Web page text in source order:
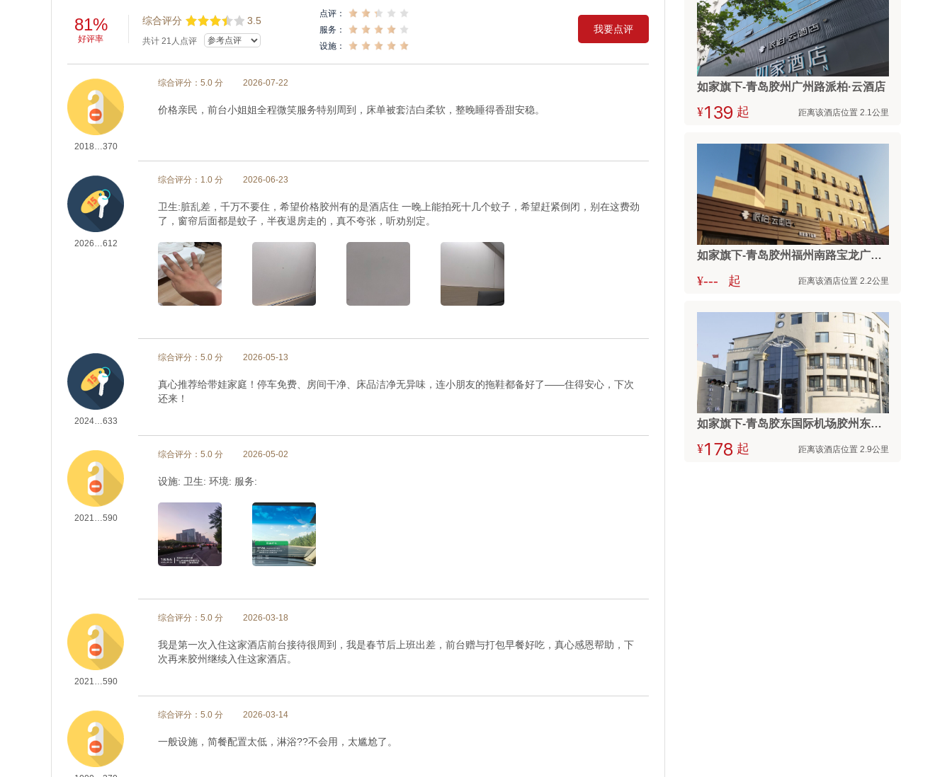
81%
好评率
综合评分 3.5
共计 21 人点评
点评：
服务：
设施：
我要点评
2018…370
综合评分：5.0 分 2026-07-22
价格亲民，前台小姐姐全程微笑服务特别周到，床单被套洁白柔软，整晚睡得香甜安稳。
2026…612
综合评分：1.0 分 2026-06-23
卫生:脏乱差，千万不要住，希望价格胶州有的是酒店住 一晚上能拍死十几个蚊子，希望赶紧倒闭，别在这费劲
了，窗帘后面都是蚊子，半夜退房走的，真不夸张，听劝别定。
2024…633
综合评分：5.0 分 2026-05-13
真心推荐给带娃家庭！停车免费、房间干净、床品洁净无异味，连小朋友的拖鞋都备好了——住得安心，下次
还来！
2021…590
综合评分：5.0 分 2026-05-02
设施: 卫生: 环境: 服务:
2021…590
综合评分：5.0 分 2026-03-18
我是第一次入住这家酒店前台接待很周到，我是春节后上班出差，前台赠与打包早餐好吃，真心感恩帮助，下
次再来胶州继续入住这家酒店。
综合评分：5.0 分 2026-03-14
一般设施，简餐配置太低，淋浴??不会用，太尴尬了。
如家旗下-青岛胶州广州路派柏·云酒店
¥  起 距离该酒店位置 2.1公里
如家旗下-青岛胶州福州南路宝龙广场派柏·云酒店
¥--- 起 距离该酒店位置 2.2公里
如家旗下-青岛胶东国际机场胶州东路利群商厦素柏·云酒店
¥  起 距离该酒店位置 2.9公里